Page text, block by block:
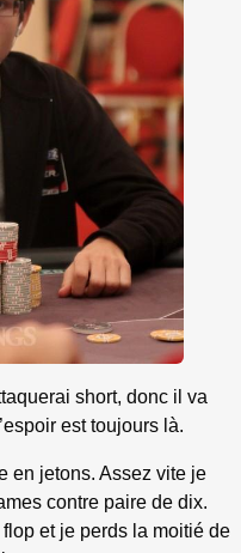
short, donc il va
est toujours là.
en jetons. Assez vite je
contre paire de dix.
et je perds la moitié de